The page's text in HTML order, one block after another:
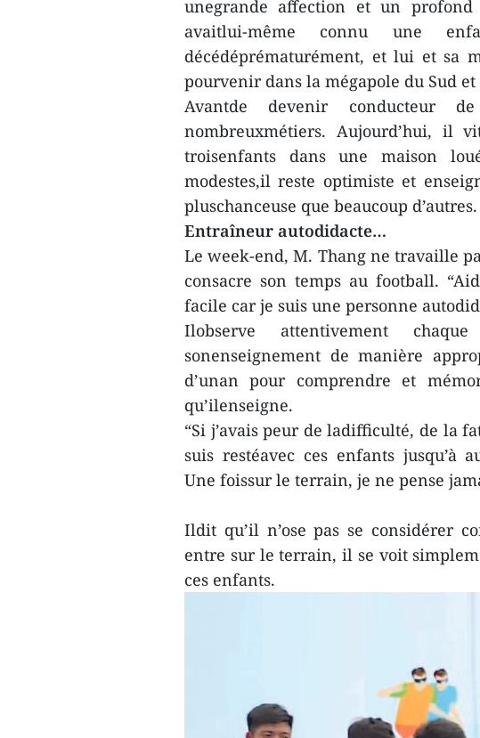
unegrande affection et un
avaitlui-même connu une
décédéprématurément, et lui et sa
pourvenir dans la mégapole du Sud
Avantde devenir conducteur
nombreuxmétiers. Aujourd’hui, il
troisenfants dans une maison
modestes,il reste optimiste et
pluschanceuse que beaucoup d’autres.
Entraîneur autodidacte…
Le week-end, M. Thang ne travaille
consacre son temps au football.
facile car je suis une personne
Ilobserve attentivement
sonenseignement de manière
d’unan pour comprendre et
qu’ilenseigne.
“Si j’avais peur de ladifficulté, de la
suis restéavec ces enfants jusqu’à
Une foissur le terrain, je ne pense
Ildit qu’il n’ose pas se considérer
entre sur le terrain, il se voit
ces enfants.